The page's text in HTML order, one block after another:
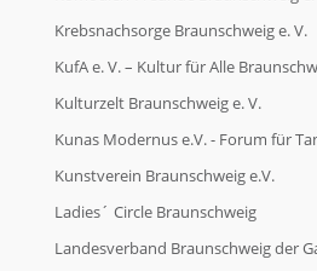
Krebsnachsorge Braunschweig e. V.
KufA e. V. – Kultur für Alle
Kulturzelt Braunschweig e. V.
Kunas Modernus e.V. - Forum für
Kunstverein Braunschweig e.V.
Ladies´ Circle Braunschweig
Landesverband Braunschweig der